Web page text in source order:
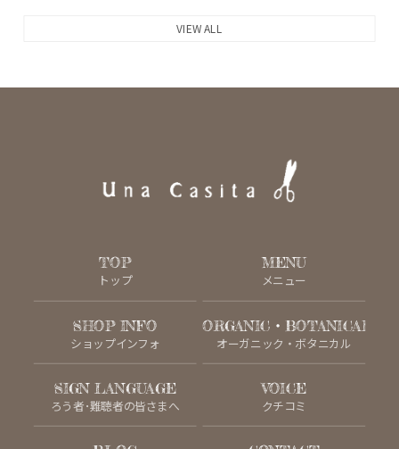
VIEW ALL
TOP
トップ
MENU
メニュー
SHOP INFO
ショップインフォ
ORGANIC・BOTANICAL
オーガニック・ボタニカル
SIGN LANGUAGE
ろう者･難聴者の皆さまへ
VOICE
クチコミ